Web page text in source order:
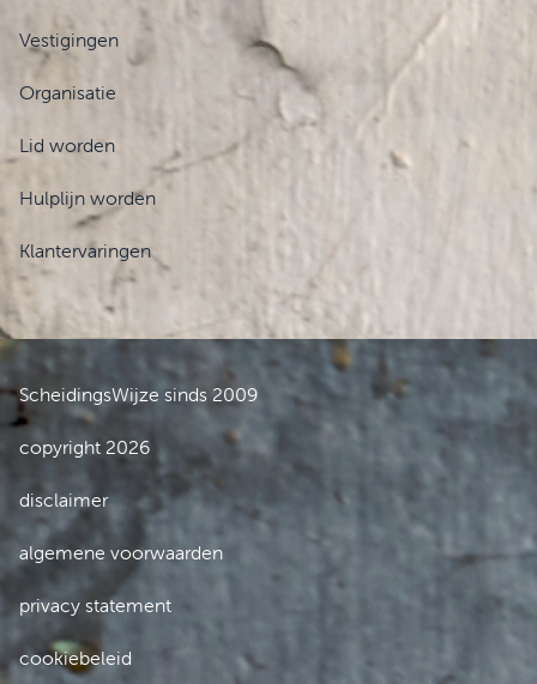
Vestigingen
Organisatie
Lid worden
Hulplijn worden
Klantervaringen
ScheidingsWijze sinds 2009
copyright 2026
disclaimer
algemene voorwaarden
privacy statement
cookiebeleid